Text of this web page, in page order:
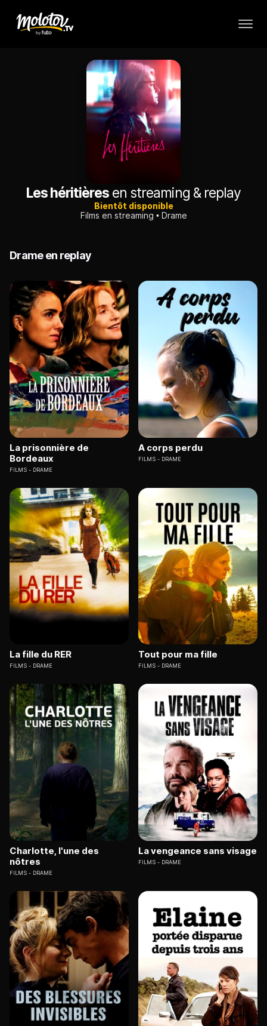
Les héritièresen streaming & replay
Bientôt disponible
Films en streaming
Drame
Drame en replay
La prisonnière de
Bordeaux
FILMS DRAME
A corps perdu
FILMS DRAME
La fille du RER
FILMS DRAME
Tout pour ma fille
FILMS DRAME
Charlotte, l'une des
nôtres
FILMS DRAME
La vengeance sans visage
FILMS DRAME